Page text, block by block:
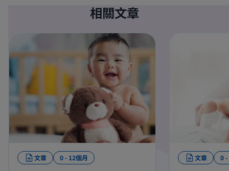
相關文章
文章 0 - 12個月 文章 0 -